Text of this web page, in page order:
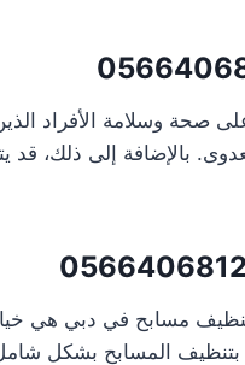
صحة وسلامة الأفراد
بالإضافة إلى ذلك، قد
0566406812
تنظيف مسابح في دبي هي
بتنظيف المسابح بشكل